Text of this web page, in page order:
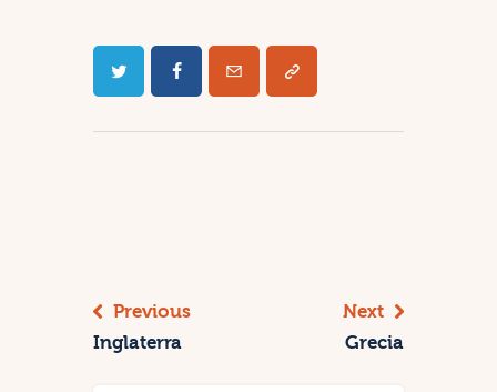
Previous
Inglaterra
Next
Grecia